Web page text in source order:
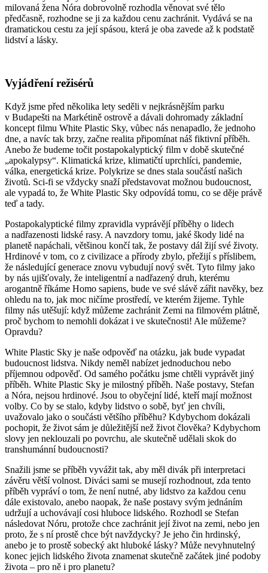
milovaná žena Nóra dobrovolně rozhodla věnovat své tělo
předčasně, rozhodne se ji za každou cenu zachránit. Vydává se na
dramatickou cestu za její spásou, která je oba zavede až k podstatě
lidství a lásky.
Vyjádření režisérů
Když jsme před několika lety seděli v nejkrásnějším parku
v Budapešti na Markétině ostrově a dávali dohromady základní
koncept filmu White Plastic Sky, vůbec nás nenapadlo, že jednoho
dne, a navíc tak brzy, začne realita připomínat náš fiktivní příběh.
Anebo že budeme točit postapokalyptický film v době skutečné
„apokalypsy“. Klimatická krize, klimatičtí uprchlíci, pandemie,
válka, energetická krize. Polykrize se dnes stala součástí našich
životů. Sci-fi se vždycky snaží představovat možnou budoucnost,
ale vypadá to, že White Plastic Sky odpovídá tomu, co se děje právě
teď a tady.
Postapokalyptické filmy zpravidla vyprávějí příběhy o lidech
a nadřazenosti lidské rasy. A navzdory tomu, jaké škody lidé na
planetě napáchali, většinou končí tak, že postavy dál žijí své životy.
Hrdinové v tom, co z civilizace a přírody zbylo, přežijí s příslibem,
že následující generace znovu vybudují nový svět. Tyto filmy jako
by nás ujišťovaly, že inteligentní a nadřazený druh, kterému
arogantně říkáme Homo sapiens, bude ve své slávě zářit navěky, bez
ohledu na to, jak moc ničíme prostředí, ve kterém žijeme. Tyhle
filmy nás utěšují: když můžeme zachránit Zemi na filmovém plátně,
proč bychom to nemohli dokázat i ve skutečnosti! Ale můžeme?
Opravdu?
White Plastic Sky je naše odpověď na otázku, jak bude vypadat
budoucnost lidstva. Nikdy neměl nabízet jednoduchou nebo
příjemnou odpověď. Od samého počátku jsme chtěli vyprávět jiný
příběh. White Plastic Sky je milostný příběh. Naše postavy, Stefan
a Nóra, nejsou hrdinové. Jsou to obyčejní lidé, kteří mají možnost
volby. Co by se stalo, kdyby lidstvo o sobě, byť jen chvíli,
uvažovalo jako o součásti většího příběhu? Kdybychom dokázali
pochopit, že život sám je důležitější než život člověka? Kdybychom
slovy jen neklouzali po povrchu, ale skutečně udělali skok do
transhumánní budoucnosti?
Snažili jsme se příběh vyvážit tak, aby měl divák při interpretaci
závěru větší volnost. Diváci sami se musejí rozhodnout, zda tento
příběh vypráví o tom, že není nutné, aby lidstvo za každou cenu
dále existovalo, anebo naopak, že naše postavy svým jednáním
udržují a uchovávají cosi hluboce lidského. Rozhodl se Stefan
následovat Nóru, protože chce zachránit její život na zemi, nebo jen
proto, že s ní prostě chce být navždycky? Je jeho čin hrdinský,
anebo je to prostě sobecký akt hluboké lásky? Může nevyhnutelný
konec jejich lidského života znamenat skutečně začátek jiné podoby
života – pro ně i pro planetu?